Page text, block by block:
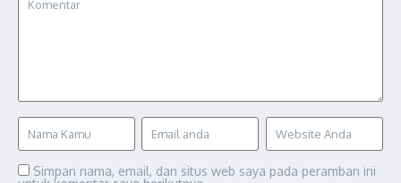
Simpan nama, email, dan situs web saya pada peramban ini